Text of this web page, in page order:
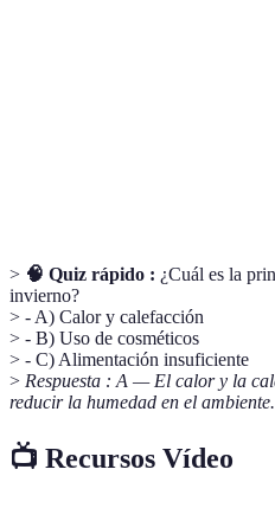
> 🧠 Quiz rápido : ¿Cuál es la
invierno?
> - A) Calor y calefacción
> - B) Uso de cosméticos
> - C) Alimentación insuficiente
> Respuesta : A — El calor y la
reducir la humedad en el ambiente.
📺 Recursos Vídeo